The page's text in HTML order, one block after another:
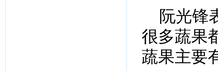
阮光锋
很多蔬果
蔬果主要